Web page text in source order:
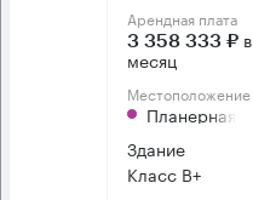
Арендная плата
3 358 333 ₽ в
месяц
Местоположение
Планерная
Здание
Класс B+